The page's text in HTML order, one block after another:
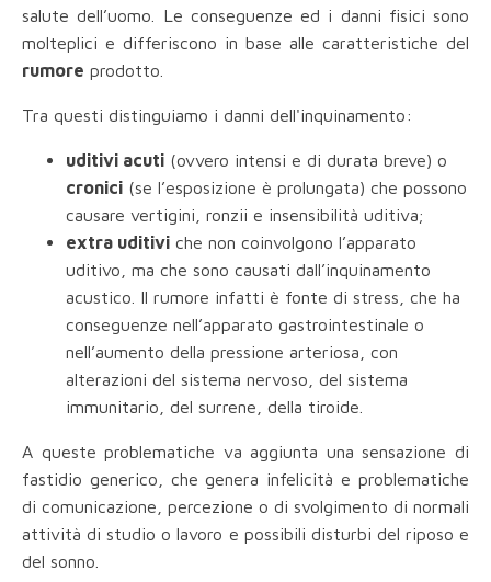
salute dell’uomo. Le conseguenze ed i danni fisici sono
molteplici e differiscono in base alle caratteristiche del
rumore prodotto.
Tra questi distinguiamo i danni dell'inquinamento:
uditivi acuti (ovvero intensi e di durata breve) o
cronici (se l’esposizione è prolungata) che possono
causare vertigini, ronzii e insensibilità uditiva;
extra uditivi che non coinvolgono l’apparato
uditivo, ma che sono causati dall’inquinamento
acustico. Il rumore infatti è fonte di stress, che ha
conseguenze nell’apparato gastrointestinale o
nell’aumento della pressione arteriosa, con
alterazioni del sistema nervoso, del sistema
immunitario, del surrene, della tiroide.
A queste problematiche va aggiunta una sensazione di
fastidio generico, che genera infelicità e problematiche
di comunicazione, percezione o di svolgimento di normali
attività di studio o lavoro e possibili disturbi del riposo e
del sonno.